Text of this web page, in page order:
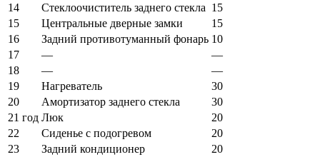
14
Стеклоочиститель заднего стекла 15
15
Центральные дверные замки
15
16
Задний противотуманный фонарь 10
17
—
—
18
—
—
19
Нагреватель
30
20
Амортизатор заднего стекла
30
21 год Люк
20
22
Сиденье с подогревом
20
23
Задний кондиционер
20